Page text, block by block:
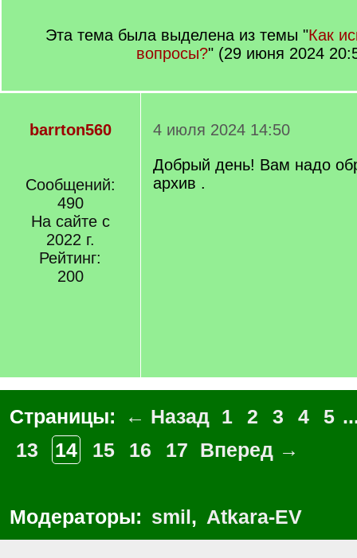
Эта тема была выделена из темы "Как
вопросы?" (29 июня 2024
barrton560
Сообщений:
490
На сайте с
2022 г.
Рейтинг:
200
4 июля 2024 14:50
Добрый день! Вам надо
архив .
Страницы: ← Назад 1 2 3 4 5
13
14 15 16 17 Вперед →
Модераторы: smil, Atkara-EV